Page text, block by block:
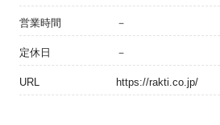
営業時間 －
定休日 －
URL https://rakti.co.jp/